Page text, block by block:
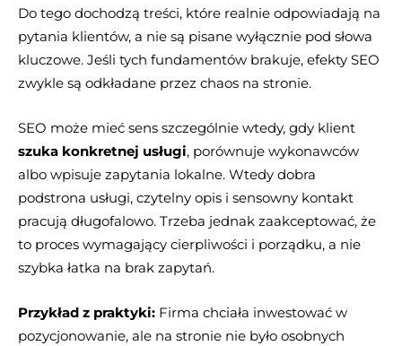
Do tego dochodzą treści, które realnie odpowiadają na
pytania klientów, a nie są pisane wyłącznie pod słowa
kluczowe. Jeśli tych fundamentów brakuje, efekty SEO
zwykle są odkładane przez chaos na stronie.
SEO może mieć sens szczególnie wtedy, gdy klient
szuka konkretnej usługi, porównuje wykonawców
albo wpisuje zapytania lokalne. Wtedy dobra
podstrona usługi, czytelny opis i sensowny kontakt
pracują długofalowo. Trzeba jednak zaakceptować, że
to proces wymagający cierpliwości i porządku, a nie
szybka łatka na brak zapytań.
Przykład z praktyki: Firma chciała inwestować w
pozycjonowanie, ale na stronie nie było osobnych